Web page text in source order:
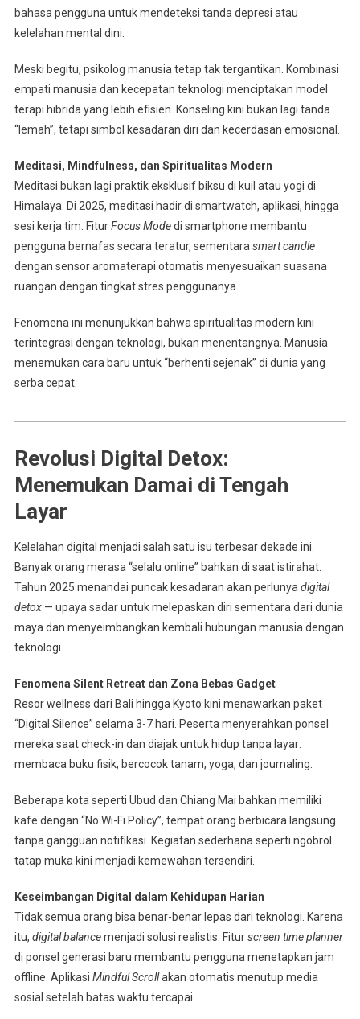
bahasa pengguna untuk mendeteksi tanda depresi atau
kelelahan mental dini.
Meski begitu, psikolog manusia tetap tak tergantikan. Kombinasi
empati manusia dan kecepatan teknologi menciptakan model
terapi hibrida yang lebih efisien. Konseling kini bukan lagi tanda
“lemah”, tetapi simbol kesadaran diri dan kecerdasan emosional.
Meditasi, Mindfulness, dan Spiritualitas Modern
Meditasi bukan lagi praktik eksklusif biksu di kuil atau yogi di
Himalaya. Di 2025, meditasi hadir di smartwatch, aplikasi, hingga
sesi kerja tim. FiturFocus Modedi smartphone membantu
pengguna bernafas secara teratur, sementara smart candle
dengan sensor aromaterapi otomatis menyesuaikan suasana
ruangan dengan tingkat stres penggunanya.
Fenomena ini menunjukkan bahwa spiritualitas modern kini
terintegrasi dengan teknologi, bukan menentangnya. Manusia
menemukan cara baru untuk “berhenti sejenak” di dunia yang
serba cepat.
Revolusi Digital Detox:
Menemukan Damai di Tengah
Layar
Kelelahan digital menjadi salah satu isu terbesar dekade ini.
Banyak orang merasa “selalu online” bahkan di saat istirahat.
Tahun 2025 menandai puncak kesadaran akan perlunya digital
detox— upaya sadar untuk melepaskan diri sementara dari dunia
maya dan menyeimbangkan kembali hubungan manusia dengan
teknologi.
Fenomena Silent Retreat dan Zona Bebas Gadget
Resor wellness dari Bali hingga Kyoto kini menawarkan paket
“Digital Silence” selama 3-7 hari. Peserta menyerahkan ponsel
mereka saat check-in dan diajak untuk hidup tanpa layar:
membaca buku fisik, bercocok tanam, yoga, dan journaling.
Beberapa kota seperti Ubud dan Chiang Mai bahkan memiliki
kafe dengan “No Wi-Fi Policy”, tempat orang berbicara langsung
tanpa gangguan notifikasi. Kegiatan sederhana seperti ngobrol
tatap muka kini menjadi kemewahan tersendiri.
Keseimbangan Digital dalam Kehidupan Harian
Tidak semua orang bisa benar-benar lepas dari teknologi. Karena
itu, digital balancemenjadi solusi realistis. Fiturscreen time planner
di ponsel generasi baru membantu pengguna menetapkan jam
offline. Aplikasi Mindful Scrollakan otomatis menutup media
sosial setelah batas waktu tercapai.